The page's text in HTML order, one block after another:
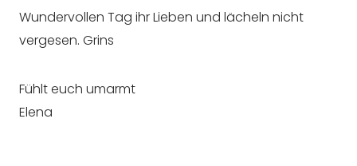
Wundervollen Tag ihr Lieben und lächeln nicht
vergesen. Grins
Fühlt euch umarmt
Elena